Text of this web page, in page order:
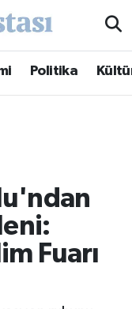
Politika
Fuarı